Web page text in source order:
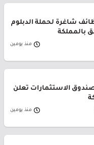
شاغرة لحملة الدبلوم
بالمملكة
منذ يومين
الاستثمارات تعلن
منذ يومين